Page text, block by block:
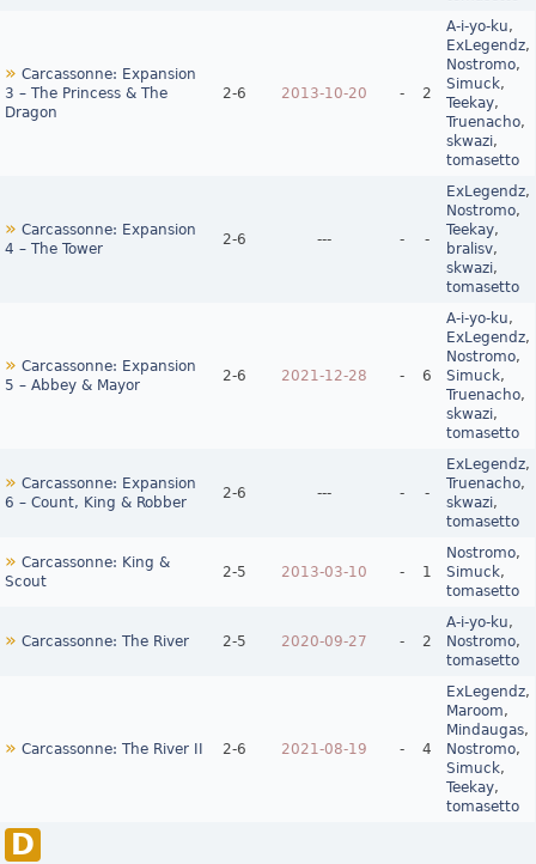
» Carcassonne: Expansion
3 – The Princess & The
Dragon
2‑6 2013-10-20 - 2
A-i-yo-ku,
ExLegendz,
Nostromo,
Simuck,
Teekay,
Truenacho,
skwazi,
tomasetto
» Carcassonne: Expansion
4 – The Tower
2‑6 --- - -
ExLegendz,
Nostromo,
Teekay,
bralisv,
skwazi,
tomasetto
» Carcassonne: Expansion
5 – Abbey & Mayor
2‑6 2021-12-28 - 6
A-i-yo-ku,
ExLegendz,
Nostromo,
Simuck,
Truenacho,
skwazi,
tomasetto
» Carcassonne: Expansion
6 – Count, King & Robber
2‑6 --- - -
ExLegendz,
Truenacho,
skwazi,
tomasetto
» Carcassonne: King &
Scout
2‑5 2013-03-10 - 1
Nostromo,
Simuck,
tomasetto
» Carcassonne: The River 2‑5 2020-09-27 - 2
A-i-yo-ku,
Nostromo,
tomasetto
» Carcassonne: The River II 2‑6 2021-08-19 - 4
ExLegendz,
Maroom,
Mindaugas,
Nostromo,
Simuck,
Teekay,
tomasetto
D